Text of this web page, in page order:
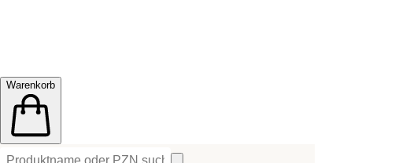
Warenkorb